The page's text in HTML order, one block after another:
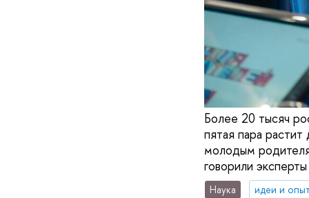
Более 20 тысяч
пятая пара
молодым
говорили
Наука
идеи и